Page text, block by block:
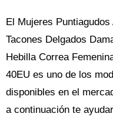
El Mujeres
Tacones Delgados
Hebilla Correa
40EU es uno de los
disponibles en el
a continuación te